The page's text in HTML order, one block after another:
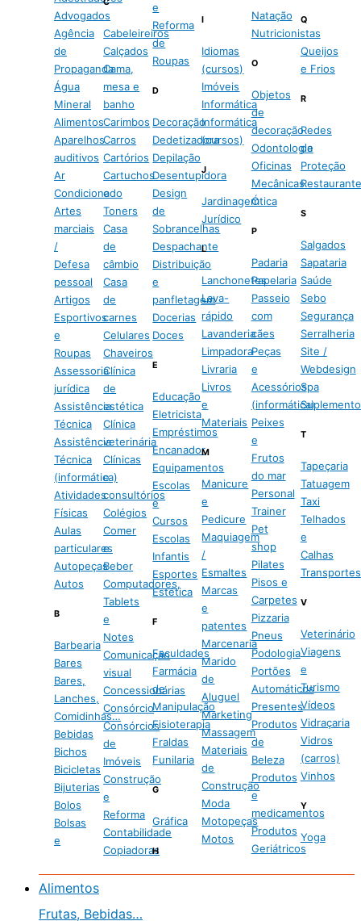
Advogados
Agência
de
Propaganda
Água
Mineral
Alimentos
Aparelhos
auditivos
Ar
Condicionado
Artes
marciais
/
Defesa
pessoal
Artigos
Esportivos
e
Roupas
Assessoria
jurídica
Assistência
Técnica
Assistência
Técnica
(informática)
Atividades
Físicas
Aulas
particulares
Autopeças
Autos
B
Barbearia
Bares
Bares,
Lanches,
Comidinhas…
Bebidas
Bichos
Bicicletas
Bijuterias
Bolos
Bolsas
e
Cabeleireiros
Calçados
Cama,
mesa e
banho
Carimbos
Carros
Cartórios
Cartuchos
e
Toners
Casa
de
câmbio
Casa
de
carnes
Celulares
Chaveiros
Clínica
de
estética
Clínica
veterinária
Clínicas
e
consultórios
Colégios
Comer
e
Beber
Computadores,
Tablets
e
Notes
Comunicação
visual
Concessionárias
Consórcio
Consórcios
de
Imóveis
Construção
e
Reforma
Contabilidade
Copiadoras
e
Reforma
de
Roupas
D
Decoração
Dedetizadora
Depilação
Desentupidora
Design
de
Sobrancelhas
Despachante
Distribuição
e
panfletagem
Docerias
Doces
E
Educação
Eletricista
Empréstimos
Encanador
Equipamentos
Escolas
e
Cursos
Escolas
Infantis
Esportes
Estética
F
Faculdades
Farmácia
de
Manipulação
Fisioterapia
Fraldas
Funilaria
G
Gráfica
H
I
Idiomas
(cursos)
Imóveis
Informática
Informática
(cursos)
J
Jardinagem
Jurídico
L
Lanchonetes
Lava-
rápido
Lavanderia
Limpadora
Livraria
Livros
e
Materiais
M
Manicure
e
Pedicure
Maquiagem
/
Esmaltes
Marcas
e
patentes
Marcenaria
Marido
de
Aluguel
Marketing
Massagem
Materiais
de
Construção
Moda
Motopeças
Motos
Natação
Nutricionistas
O
Objetos
de
decoração
Odontologia
Oficinas
Mecânicas
Ótica
P
Padaria
Papelaria
Passeio
com
cães
Peças
e
Acessórios
(informática)
Peixes
e
Frutos
do mar
Personal
Trainer
Pet
shop
Pilates
Pisos e
Carpetes
Pizzaria
Pneus
Podologia
Portões
Automáticos
Presentes
Produtos
de
Beleza
Produtos
e
medicamentos
Produtos
Geriátricos
Q
Queijos
e Frios
R
Redes
de
Proteção
S
Salgados
Sapataria
Saúde
Sebo
Segurança
Serralheria
Site /
Webdesign
Spa
T
Tapeçaria
Tatuagem
Taxi
Telhados
e
Calhas
Transportes
V
Veterinário
Viagens
e
Turismo
Vídeos
Vidraçaria
Vidros
(carros)
Vinhos
Y
Yoga
Alimentos
Frutas, Bebidas…